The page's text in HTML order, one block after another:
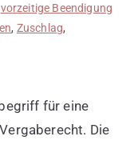
vorzeitige Beendigung
, Zuschlag,
für eine
Die